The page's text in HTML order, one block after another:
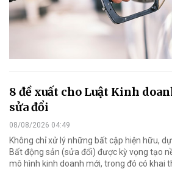
8 đề xuất cho Luật Kinh
sửa đổi
08/08/2026 04:49
Không chỉ xử lý những bất cập hiện hữu,
Bất động sản (sửa đổi) được kỳ vọng tạo
mô hình kinh doanh mới, trong đó có khai